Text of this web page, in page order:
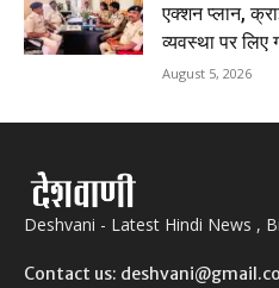
एक्शन प्लान,
व्यवस्था पर लिए
August 5, 2026
Deshvani - Latest Hindi News ,
Contact us: